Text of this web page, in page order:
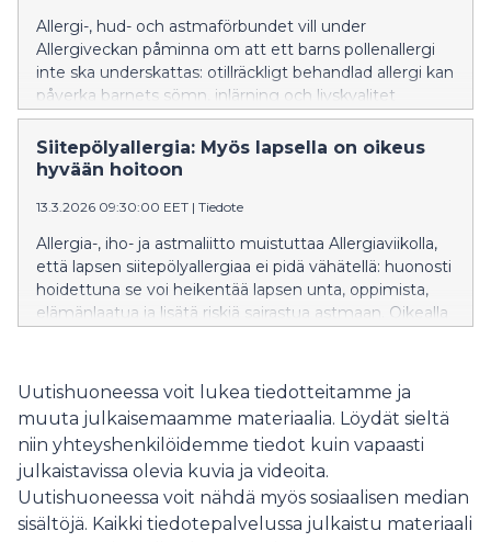
Allergi-, hud- och astmaförbundet vill under
Allergiveckan påminna om att ett barns pollenallergi
inte ska underskattas: otillräckligt behandlad allergi kan
påverka barnets sömn, inlärning och livskvalitet
negativt och öka risken för att utveckla astma. Med
rätt behandling kan barnet ha en fullvärdig och aktiv
vardag även under pollensäsongen.
Siitepölyallergia: Myös lapsella on oikeus
hyvään hoitoon
13.3.2026 09:30:00 EET | Tiedote
Allergia-, iho- ja astmaliitto muistuttaa Allergiaviikolla,
että lapsen siitepölyallergiaa ei pidä vähätellä: huonosti
hoidettuna se voi heikentää lapsen unta, oppimista,
elämänlaatua ja lisätä riskiä sairastua astmaan. Oikealla
Uutishuoneessa voit lukea tiedotteitamme ja
muuta julkaisemaamme materiaalia. Löydät sieltä
niin yhteyshenkilöidemme tiedot kuin vapaasti
julkaistavissa olevia kuvia ja videoita.
Uutishuoneessa voit nähdä myös sosiaalisen median
sisältöjä. Kaikki tiedotepalvelussa julkaistu materiaali